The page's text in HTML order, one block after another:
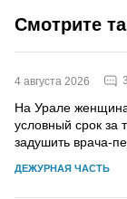
Смотрите
4 августа 2026 3
На Урале
условный срок за
задушить врача-
ДЕЖУРНАЯ ЧАСТЬ